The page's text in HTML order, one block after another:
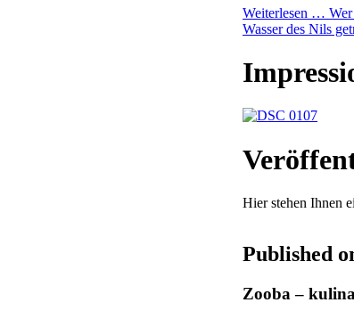
Weiterlesen …
Wasser des Nils
Hier stehen Ihnen
Published
Zooba –